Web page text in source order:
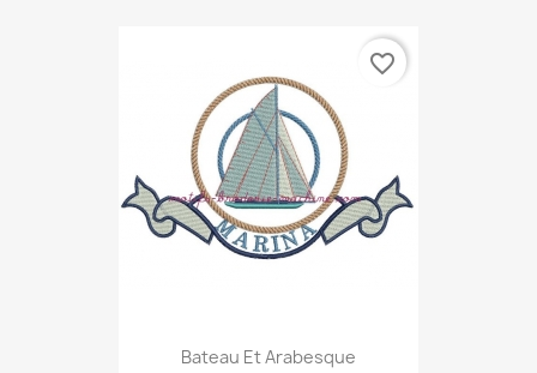
Bateau Et Arabesque
favorite_border